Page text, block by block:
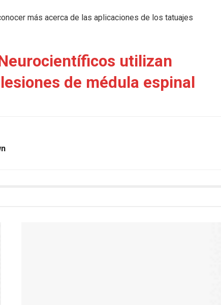
más acerca de las aplicaciones de los tatuajes
utilizan
de médula espinal